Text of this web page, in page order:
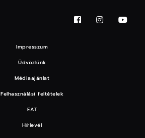
Impresszum
Üdvözlünk
Médiaajánlat
Felhasználási feltételek
EAT
Hírlevél